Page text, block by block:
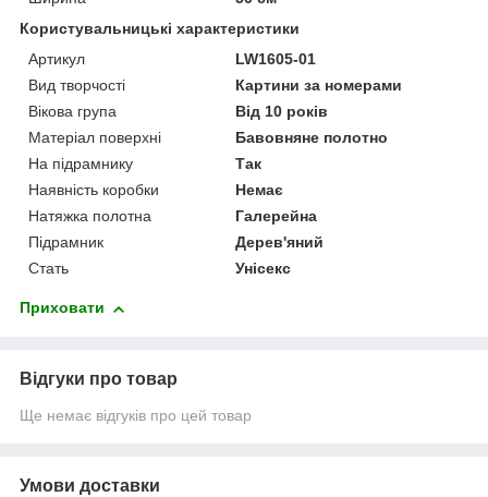
Користувальницькі характеристики
Артикул
LW1605-01
Вид творчості
Картини за номерами
Вікова група
Від 10 років
Матеріал поверхні
Бавовняне полотно
На підрамнику
Так
Наявність коробки
Немає
Натяжка полотна
Галерейна
Підрамник
Дерев'яний
Стать
Унісекс
Приховати
Відгуки про товар
Ще немає відгуків про цей товар
Умови доставки